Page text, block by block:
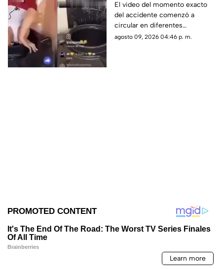
transmisión en vivo;
esto se sabe del caso
(+VIDEO)
El video del momento exacto
del accidente comenzó a
circular en diferentes
plataformas digitales.
agosto 09, 2026 04:46 p. m.